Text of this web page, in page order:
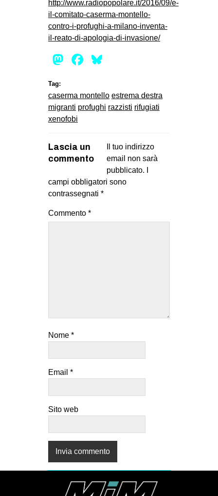
http://www.radiopopolare.it/2016/09/e-
il-comitato-caserma-montello-
contro-i-profughi-a-milano-inventa-
il-reato-di-apologia-di-invasione/
Mastodon
Facebook
Tag:
caserma montello estrema destra
migranti profughi razzisti rifugiati
xenofobi
Lascia un
commento
Il tuo indirizzo
email non sarà
pubblicato.
campi obbligatori sono
contrassegnati *
Commento *
Nome *
Email *
Sito web